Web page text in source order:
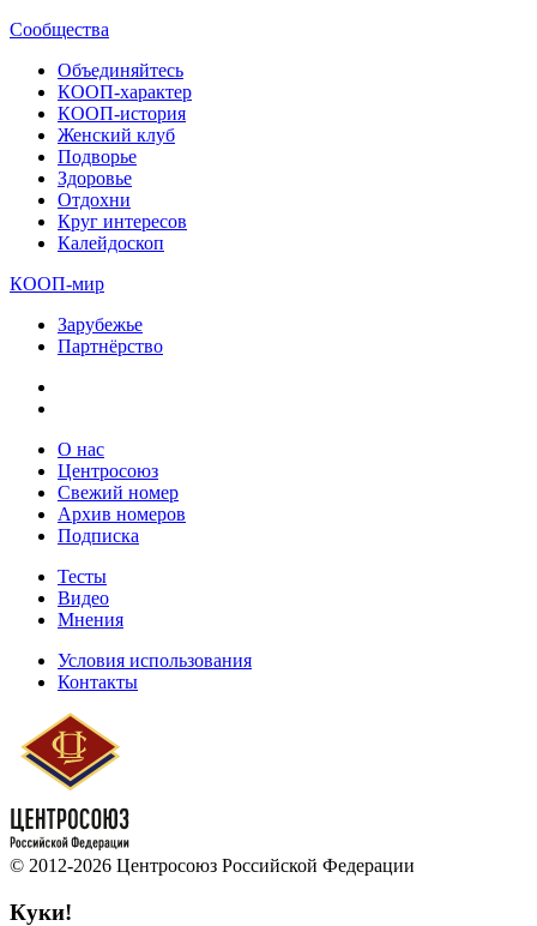
Сообщества
Объединяйтесь
КООП-характер
КООП-история
Женский клуб
Подворье
Здоровье
Отдохни
Круг интересов
Калейдоскоп
КООП-мир
Зарубежье
Партнёрство
О нас
Центросоюз
Свежий номер
Архив номеров
Подписка
Тесты
Видео
Мнения
Условия использования
Контакты
© 2012-2026 Центросоюз Российской Федерации
Куки!